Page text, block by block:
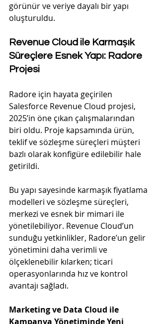
görünür ve veriye dayalı bir yapı
oluşturuldu.
Revenue Cloud ile Karmaşık
Süreçlere Esnek Yapı: Radore
Projesi
Radore için hayata geçirilen
Salesforce Revenue Cloud projesi,
2025’in öne çıkan çalışmalarından
biri oldu. Proje kapsamında ürün,
teklif ve sözleşme süreçleri müşteri
bazlı olarak konfigüre edilebilir hale
getirildi.
Bu yapı sayesinde karmaşık fiyatlama
modelleri ve sözleşme süreçleri,
merkezi ve esnek bir mimari ile
yönetilebiliyor. Revenue Cloud’un
sunduğu yetkinlikler, Radore’un gelir
yönetimini daha verimli ve
ölçeklenebilir kılarken; ticari
operasyonlarında hız ve kontrol
avantajı sağladı.
Marketing ve Data Cloud ile
Kampanya Yönetiminde Yeni